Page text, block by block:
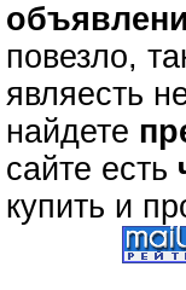
повезло,
являесть
найдете
сайте есть
купить и